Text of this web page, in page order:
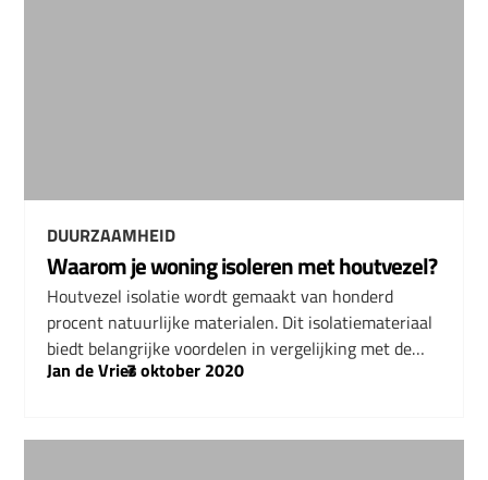
DUURZAAMHEID
Waarom je woning isoleren met houtvezel?
Houtvezel isolatie wordt gemaakt van honderd
procent natuurlijke materialen. Dit isolatiemateriaal
biedt belangrijke voordelen in vergelijking met de…
Jan de Vries
–
7 oktober 2020